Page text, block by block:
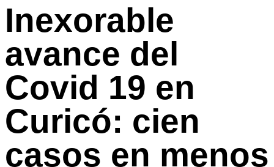
Inexorable
avance del
Covid 19 en
Curicó: cien
casos en menos